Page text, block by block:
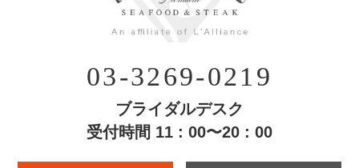
03-3269-0219
ブライダルデスク
受付時間 11 : 00〜20 : 00